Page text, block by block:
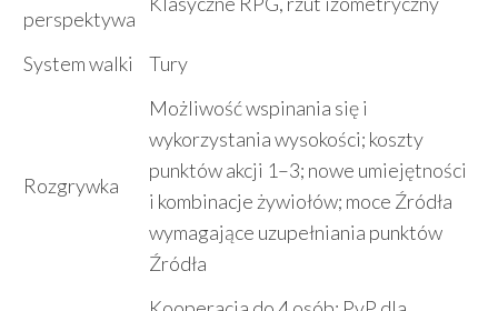
perspektywa
System walki Tury
Rozgrywka
Możliwość wspinania się i
wykorzystania wysokości; koszty
punktów akcji 1–3; nowe umiejętności
i kombinacje żywiołów; moce Źródła
wymagające uzupełniania punktów
Źródła